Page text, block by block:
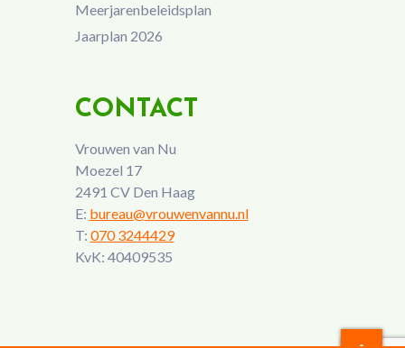
Meerjarenbeleidsplan
Jaarplan 2026
CONTACT
Vrouwen van Nu
Moezel 17
2491 CV Den Haag
E: bureau@vrouwenvannu.nl
T: 070 3244429
KvK: 40409535